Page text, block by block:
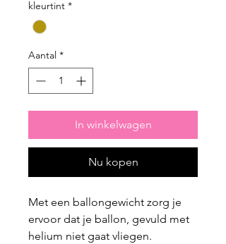
kleurtint *
Aantal *
In winkelwagen
Nu kopen
Met een ballongewicht zorg je
ervoor dat je ballon, gevuld met
helium niet gaat vliegen.